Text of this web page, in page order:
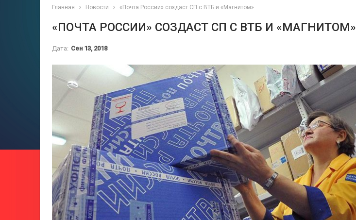
Главная Новости «Почта России» создаст СП с ВТБ и «Магнитом»
«ПОЧТА РОССИИ» СОЗДАСТ СП С ВТБ И «МАГНИТОМ»
Дата: Сен 13, 2018